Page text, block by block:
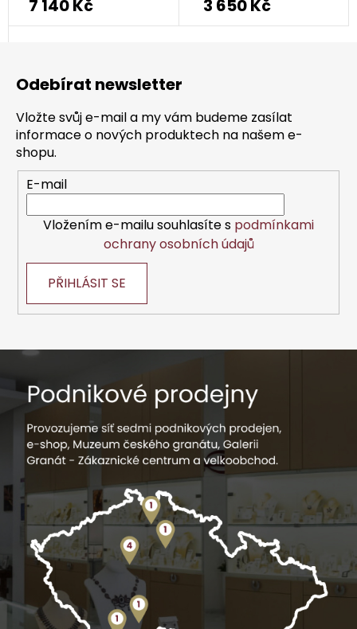
7 140 Kč 3 650 Kč
Odebírat newsletter
Vložte svůj e-mail a my vám budeme zasílat
informace o nových produktech na našem e-
shopu.
E-mail
Vložením e-mailu souhlasíte s podmínkami
ochrany osobních údajů
PŘIHLÁSIT SE